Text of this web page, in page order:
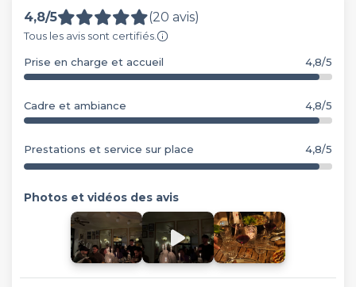
4,8/5 (20 avis)
Tous les avis sont certifiés.
Prise en charge et accueil 4,8/5
Cadre et ambiance 4,8/5
Prestations et service sur place 4,8/5
Photos et vidéos des avis